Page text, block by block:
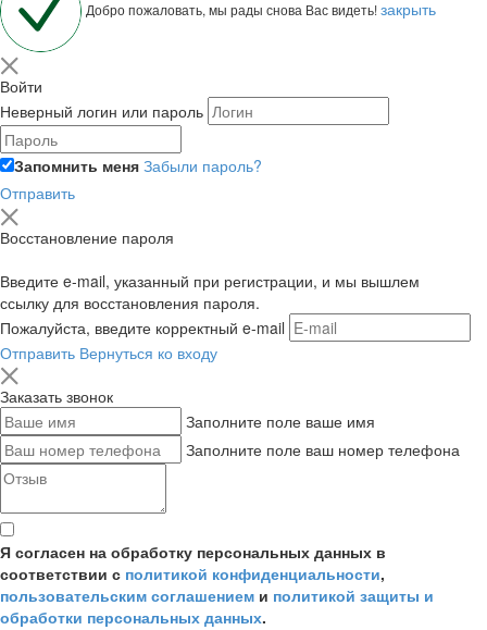
Добро пожаловать, мы рады снова Вас видеть!закрыть
Войти
Неверный логин или пароль
Запомнить меня Забыли пароль?
Отправить
Восстановление пароля
Введите e-mail, указанный при регистрации, и мы вышлем
ссылку для восстановления пароля.
Пожалуйста, введите корректный e-mail
Отправить Вернуться ко входу
Заказать звонок
Заполните поле ваше имя
Заполните поле ваш номер телефона
Я согласен на обработку персональных данных в
соответствии с политикой конфиденциальности,
пользовательским соглашением и политикой защиты и
обработки персональных данных.